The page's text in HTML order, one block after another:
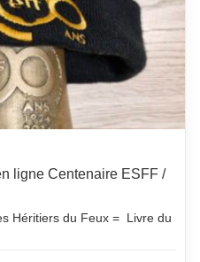
ligne Centenaire ESFF /
Héritiers du Feux = Livre du